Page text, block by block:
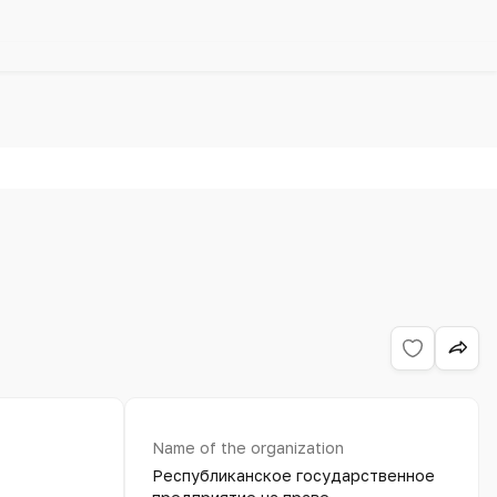
Name of the organization
Республиканское государственное